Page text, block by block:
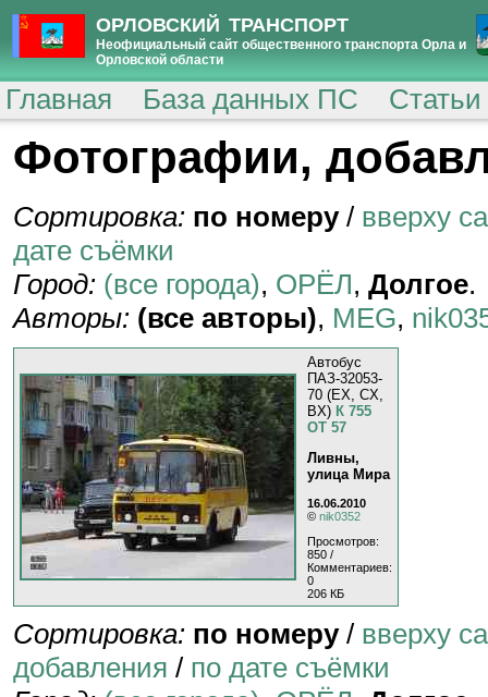
ОРЛОВСКИЙ ТРАНСПОРТ
Неофициальный сайт общественного транспорта Орла и
Орловской области
Главная База данных ПС
Фотографии,
Сортировка: по номеру/ вверху
дате съёмки
Город: (все города), ОРЁЛ, Долгое.
Авторы: (все авторы), MEG,
Автобус
ПАЗ-32053-
70 (EX, CX,
BX) К 755
ОТ 57
Ливны,
улица Мира
16.06.2010
© nik0352
Просмотров:
850 /
Комментариев:
0
206 КБ
Сортировка: по номеру/ вверху
добавления / по дате съёмки